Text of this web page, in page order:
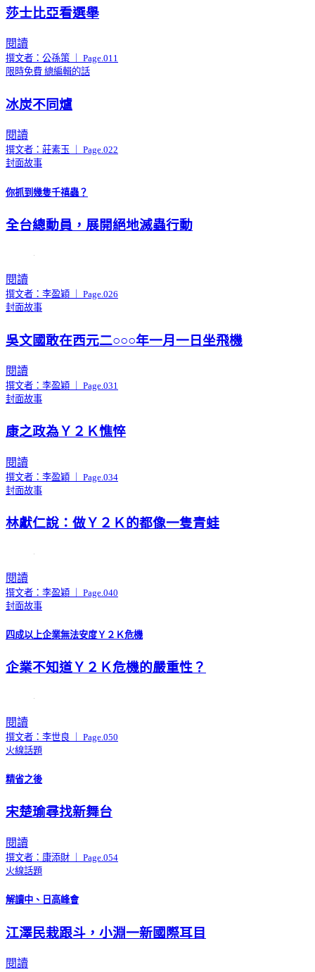
莎士比亞看選舉
閱讀
撰文者：公孫策 ｜ Page.011
限時免費 總編輯的話
冰炭不同爐
閱讀
撰文者：莊素玉 ｜ Page.022
封面故事
你抓到幾隻千禧蟲？
全台總動員，展開絕地滅蟲行動
閱讀
撰文者：李盈穎 ｜ Page.026
封面故事
吳文國敢在西元二○○○年一月一日坐飛機
閱讀
撰文者：李盈穎 ｜ Page.031
封面故事
康之政為Ｙ２Ｋ憔悴
閱讀
撰文者：李盈穎 ｜ Page.034
封面故事
林獻仁說：做Ｙ２Ｋ的都像一隻青蛙
閱讀
撰文者：李盈穎 ｜ Page.040
封面故事
四成以上企業無法安度Ｙ２Ｋ危機
企業不知道Ｙ２Ｋ危機的嚴重性？
閱讀
撰文者：李世良 ｜ Page.050
火線話題
精省之後
宋楚瑜尋找新舞台
閱讀
撰文者：康添財 ｜ Page.054
火線話題
解讀中、日高峰會
江澤民栽跟斗，小淵一新國際耳目
閱讀